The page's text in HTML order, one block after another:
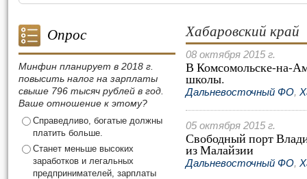
Опрос
Минфин планирует в 2018 г.
повысить налог на зарплаты
свыше 796 тысяч рублей в год.
Ваше отношение к этому?
Справедливо, богатые должны
платить больше.
Станет меньше высоких
заработков и легальных
предпринимателей, зарплаты
Хабаровский край
08 октября 2015 г.
В Комсомольске-на-
школы.
Дальневосточный ФО,
05 октября 2015 г.
Свободный порт
из Малайзии
Дальневосточный ФО,